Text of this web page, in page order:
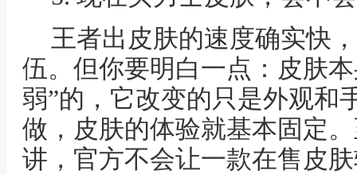
王者出皮肤的速度确实快
伍。但你要明白一点：皮肤
弱”的，它改变的只是外观和
做，皮肤的体验就基本固定
讲，官方不会让一款在售皮